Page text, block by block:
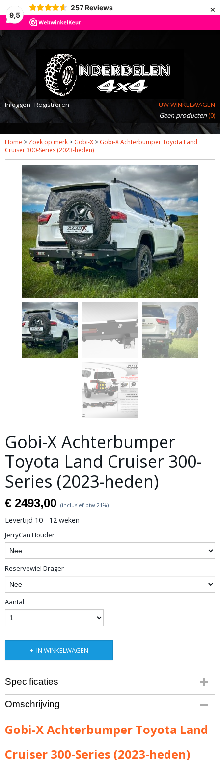
9,5
257 Reviews ×
Inloggen Registreren
UW WINKELWAGEN
Geen producten(0)
Home > Zoek op merk > Gobi-X > Gobi-X Achterbumper Toyota Land
Cruiser 300-Series (2023-heden)
Gobi-X Achterbumper
Toyota Land Cruiser 300-
Series (2023-heden)
€ 2493,00 (inclusief btw 21%)
Levertijd 10 - 12 weken
JerryCan Houder
Reservewiel Drager
Aantal
IN WINKELWAGEN
Specificaties
Productcode leverancier
GX-RB-TLC300
55,00 Kg
Omschrijving
Gobi-X Achterbumper Toyota Land
Cruiser 300-Series (2023-heden)